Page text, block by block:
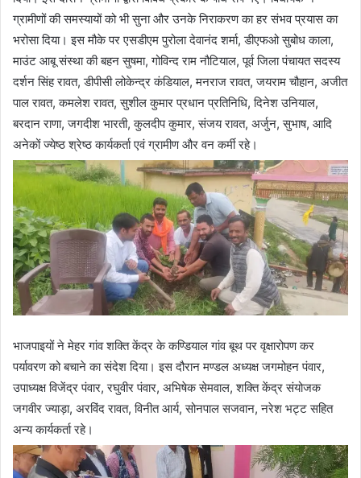
ग्रामीणों की समस्यायों को भी सुना और उनके निराकरण का हर संभव प्रयास का
भरोसा दिया। इस मौके पर एसडीएम पुरोला देवानंद शर्मा, डीएफओ सुबोध काला,
माउंट आबू संस्था की बहन सुषमा, गोविन्द राम नौटियाल, पूर्व जिला पंचायत सदस्य
दर्शन सिंह रावत, डीपीसी लोकेन्द्र कंडियाल, मनराज रावत, जयराम चौहान, अजीत
पाल रावत, कमलेश रावत, सुशील कुमार प्रधान प्रतिनिधि, दिनेश उनियाल,
बरदान राणा, जगदीश भारती, कुलदीप कुमार, संजय रावत, अर्जुन, सुभाष, आदि
अनेकों ज्येष्ठ श्रेष्ठ कार्यकर्ता एवं ग्रामीण और वन कर्मी रहे।
भाजपाइयों ने मेहर गांव शक्ति केंद्र के कण्डियाल गांव बूथ पर वृक्षारोपण कर
पर्यावरण को बचाने का संदेश दिया। इस दौरान मण्डल अध्यक्ष जगमोहन पंवार,
उपाध्यक्ष विजेंद्र पंवार, रघुवीर पंवार, अभिषेक सेमवाल, शक्ति केंद्र संयोजक
जगवीर ज्याड़ा, अरविंद रावत, विनीत आर्य, सोनपाल सजवान, नरेश भट्ट सहित
अन्य कार्यकर्ता रहे।